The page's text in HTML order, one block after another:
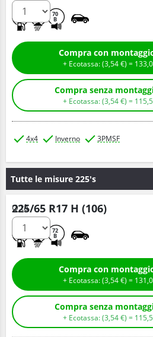
70
B
+ Ecotassa: (3,54€ ) = 133,
+ Ecotassa: (3,54€ ) = 115,
4x4 Inverno 3PMSF
Tutte le misure 225's
225/65 R17 H (106)
72
B
Q.tà
+ Ecotassa: (3,54€ ) = 131,
+ Ecotassa: (3,54€ ) = 115,